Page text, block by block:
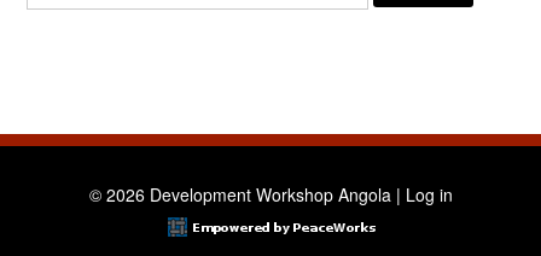
© 2026 Development Workshop Angola | Log in